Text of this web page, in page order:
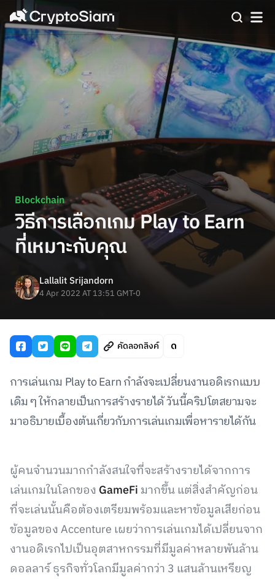
Blockchain
วิธีการเลือกเกม Play to Earn
ที่เหมาะกับคุณ
Lallalit Srijandorn
4 Apr 2022 AT 13:51 GMT-0
คัดลอกลิงค์
การเล่นเกม Play to Earn กำลังจะเปลี่ยนงานอดิเรกแบบ
เดิม ๆ ให้กลายเป็นการสร้างรายได้ วันนี้คริปโตสยามจะ
มาอธิบายเบื้องต้นเกี่ยวกับการเล่นเกมเพื่อหารายได้กัน
ผู้คนจำนวนมากกำลังสนใจที่จะสร้างรายได้จากการ
เล่นเกมในโลกของ GameFi มากขึ้น แต่สิ่งสำคัญก่อน
ที่จะเล่นนั้นคือต้องเตรียมพร้อมและหาข้อมูลเสียก่อน
ข้อมูลของ Accenture เผยว่าการเล่นเกมได้เปลี่ยนจาก
งานอดิเรกไปเป็นอุตสาหกรรมที่มีมูลค่าหลายพันล้าน
ดอลลาร์ ธุรกิจทั่วโลกมีมูลค่ากว่า 3 แสนล้านเหรียญ